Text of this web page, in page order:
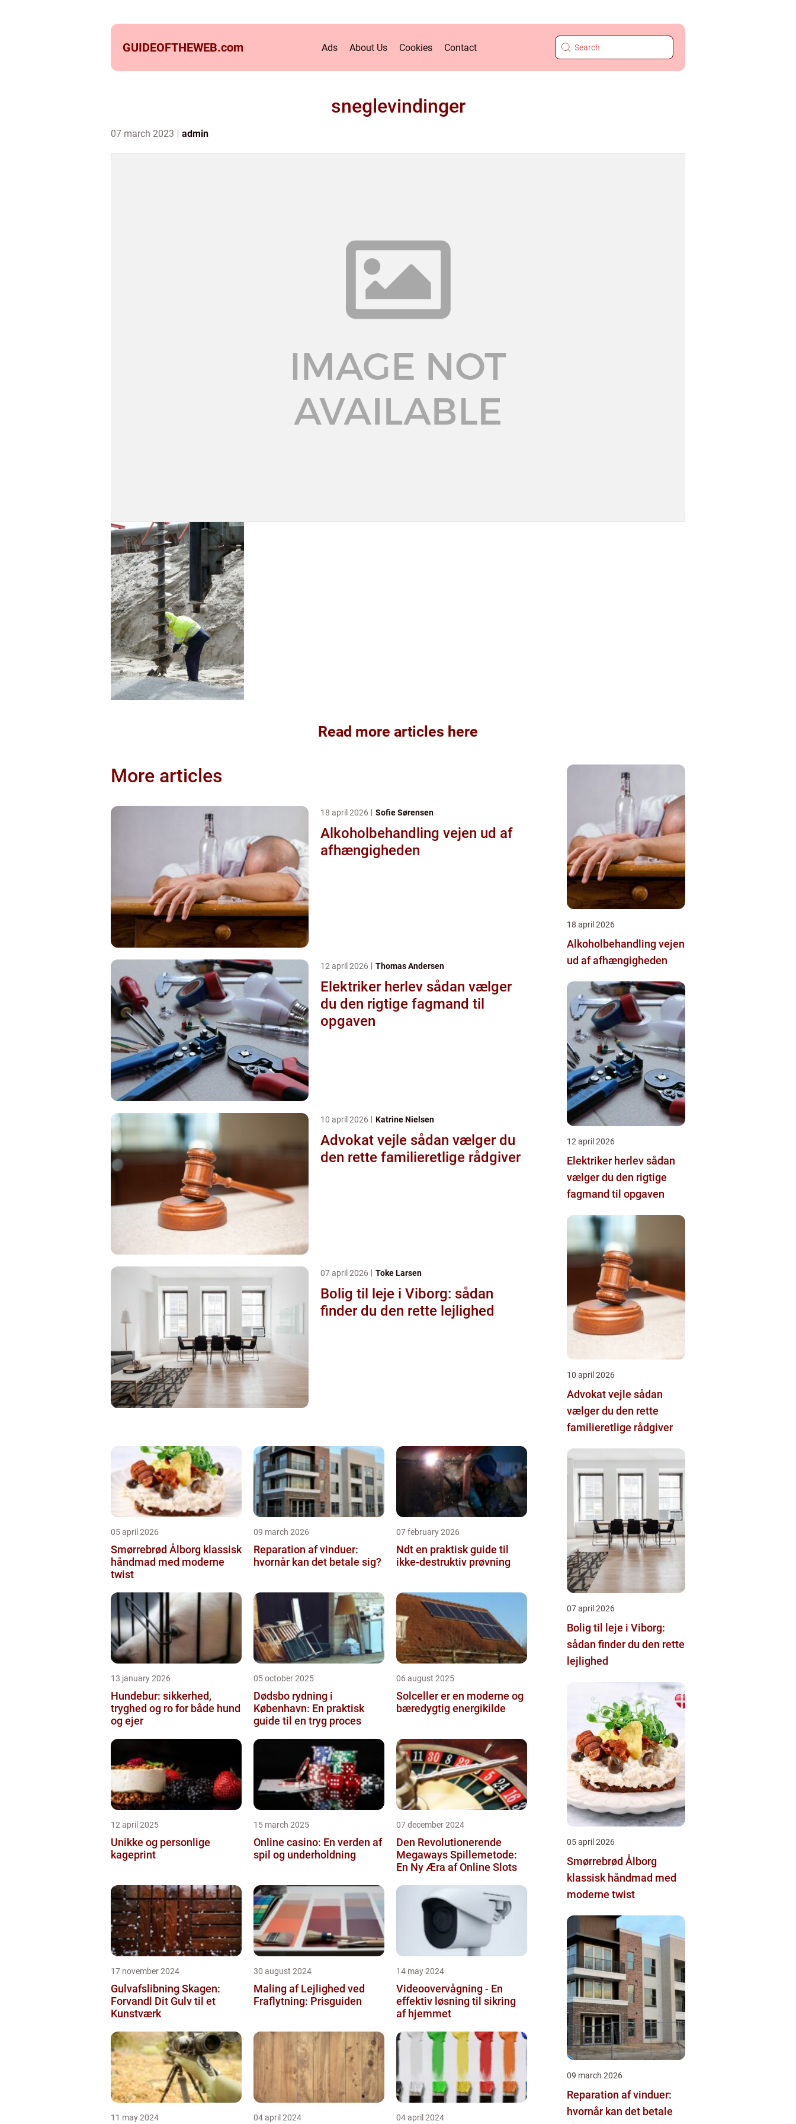
GUIDEOFTHEWEB.com Ads About Us Cookies Contact
sneglevindinger
07 march 2023 admin
Read more articles here
More articles
18 april 2026 Sofie Sørensen
Alkoholbehandling vejen ud af
afhængigheden
12 april 2026 Thomas Andersen
Elektriker herlev sådan vælger
du den rigtige fagmand til
opgaven
10 april 2026 Katrine Nielsen
Advokat vejle sådan vælger du
den rette familieretlige rådgiver
07 april 2026 Toke Larsen
Bolig til leje i Viborg: sådan
finder du den rette lejlighed
05 april 2026
Smørrebrød Ålborg klassisk
håndmad med moderne
twist
09 march 2026
Reparation af vinduer:
hvornår kan det betale sig?
07 february 2026
Ndt en praktisk guide til
ikke-destruktiv prøvning
13 january 2026
Hundebur: sikkerhed,
tryghed og ro for både hund
og ejer
05 october 2025
Dødsbo rydning i
København: En praktisk
guide til en tryg proces
06 august 2025
Solceller er en moderne og
bæredygtig energikilde
12 april 2025
Unikke og personlige
kageprint
15 march 2025
Online casino: En verden af
spil og underholdning
07 december 2024
Den Revolutionerende
Megaways Spillemetode:
En Ny Æra af Online Slots
17 november 2024
Gulvafslibning Skagen:
Forvandl Dit Gulv til et
Kunstværk
30 august 2024
Maling af Lejlighed ved
Fraflytning: Prisguiden
14 may 2024
Videoovervågning - En
effektiv løsning til sikring
af hjemmet
11 may 2024 04 april 2024 04 april 2024
18 april 2026
Alkoholbehandling vejen
ud af afhængigheden
12 april 2026
Elektriker herlev sådan
vælger du den rigtige
fagmand til opgaven
10 april 2026
Advokat vejle sådan
vælger du den rette
familieretlige rådgiver
07 april 2026
Bolig til leje i Viborg:
sådan finder du den rette
lejlighed
05 april 2026
Smørrebrød Ålborg
klassisk håndmad med
moderne twist
09 march 2026
Reparation af vinduer:
hvornår kan det betale